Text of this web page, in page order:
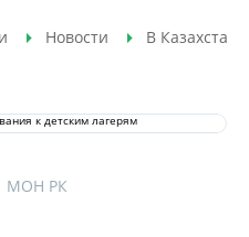
Новости В
МОН РК